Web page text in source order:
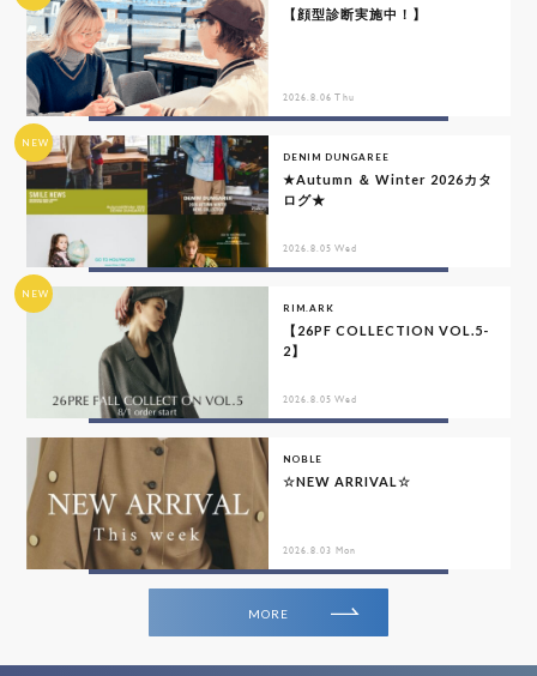
【顔型診断実施中！】
2026.8.06 Thu
NEW
DENIM DUNGAREE
★Autumn ＆ Winter 2026カタ
ログ★
2026.8.05 Wed
NEW
RIM.ARK
【26PF COLLECTION VOL.5-
2】
2026.8.05 Wed
NOBLE
☆NEW ARRIVAL☆
2026.8.03 Mon
MORE